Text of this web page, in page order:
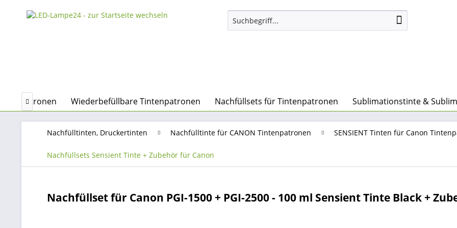
Wiederbefüllbare Tintenpatronen Nachfüllsets für Tintenpatronen Sublimationstinte &

Nachfülltinten, Druckertinten Nachfülltinte für CANON Tintenpatronen SENSIENT Tinten für Canon
Nachfüllsets Sensient Tinte + Zubehör für Canon
Nachfüllset für Canon PGI-1500 + PGI-2500 - 100 ml Sensient Tinte Black +